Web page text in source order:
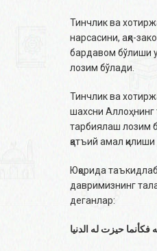
Тинчлик ва
нарсасини, ақл-
бардавом бўлиши
лозим бўлади.
Тинчлик ва
шахсни Аллоҳнинг
тарбиялаш лозим
қатъий амал
Юқорида
давримизнинг
деганлар:
حيزت له الدنيا